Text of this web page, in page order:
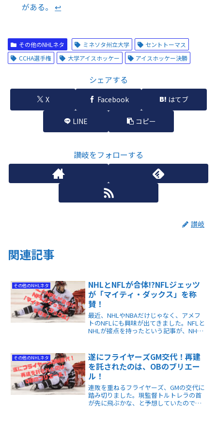
がある。↩︎
その他のNHLネタ ミネソタ州立大学
セントトーマス
CCHA選手権
大学アイスホッケー アイスホッケー決勝
シェアする
X Facebook はてブ
LINE コピー
讃岐をフォローする
讃岐
関連記事
その他のNHLネタ
NHLとNFLが合体!?NFLジェッツ
が「マイティ・ダックス」を称
賛！
最近、NHLやNBAだけじゃなく、アメフ
トのNFLにも興味が出てきました。NFLと
NHLが接点を持ったという記事が、NHL
にオマージュ？を捧げたのです。
その他のNHLネタ
遂にフライヤーズGM交代！再建
を託されたのは、OBのブリエー
ル！
連敗を重ねるフライヤーズ、GMの交代に
踏み切りました。現監督トルトレラの首
が先に飛ぶかな、と予想していたのです